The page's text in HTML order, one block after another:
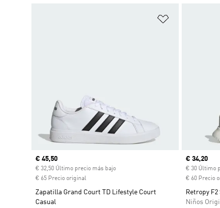
Precio actual
€ 45,50
€ 32,50 Último precio más bajo
€ 65 Precio original
Zapatilla Grand Court TD Lifestyle Court
Casual
Precio
€ 34,20
€ 30 Último
€ 60 Precio
Retropy
Niños